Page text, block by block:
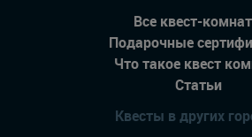
Все квест-
Подарочные
Что такое квест
Статьи
Квесты в других